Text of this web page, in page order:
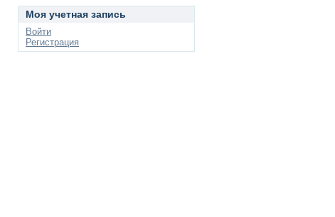
Моя учетная запись
Войти
Регистрация